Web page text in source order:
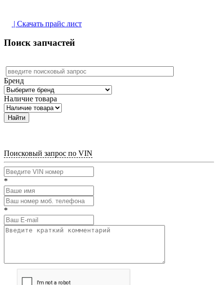
| Скачать прайс лист
Поиск запчастей
Бренд
Наличие товара
Найти
Поисковый запрос по VIN
*
*